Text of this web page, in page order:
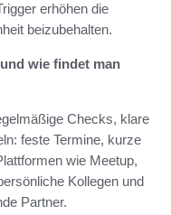
erhöhen die
beizubehalten.
wie findet man
Checks, klare
feste Termine, kurze
wie Meetup,
Kollegen und
Partner.